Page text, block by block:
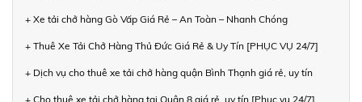
+ Xe tải chở hàng Gò Vấp Giá Rẻ – An Toàn – Nhanh Chóng
+ Thuê Xe Tải Chở Hàng Thủ Đức Giá Rẻ & Uy Tín [PHỤC VỤ 24/7]
+ Dịch vụ cho thuê xe tải chở hàng quận Bình Thạnh giá rẻ, uy tín
+ Cho thuê xe tải chở hàng tại Quận 8 giá rẻ, uy tín [Phục vụ 24/7]